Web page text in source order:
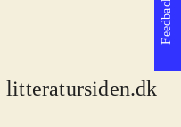
litteratursiden.dk
Feedback